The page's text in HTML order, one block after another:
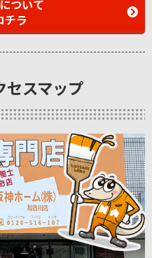
ついて
チラ
セスマップ